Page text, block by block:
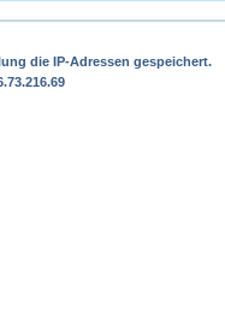
die IP-Adressen gespeichert.